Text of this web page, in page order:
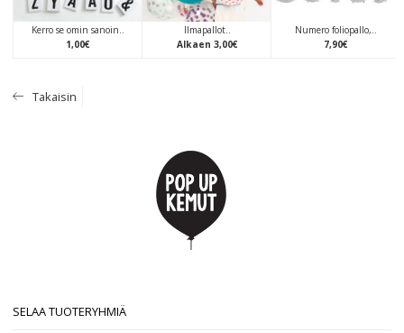
Kerro se omin sanoin..
1,00€
Ilmapallot..
Alkaen 3,00€
Numero foliopallo,..
7,90€
Takaisin
SELAA TUOTERYHMIÄ